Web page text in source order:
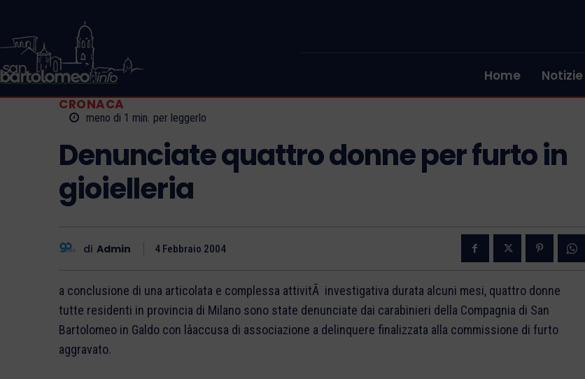
Home Notizie
CRONACA
meno di 1 min. per leggerlo
Denunciate quattro donne per furto in
gioielleria
di Admin 4 Febbraio 2004
a conclusione di una articolata e complessa attivitÃ investigativa durata alcuni mesi, quattro donne
tutte residenti in provincia di Milano sono state denunciate dai carabinieri della Compagnia di San
Bartolomeo in Galdo con lâaccusa di associazione a delinquere finalizzata alla commissione di furto
aggravato.